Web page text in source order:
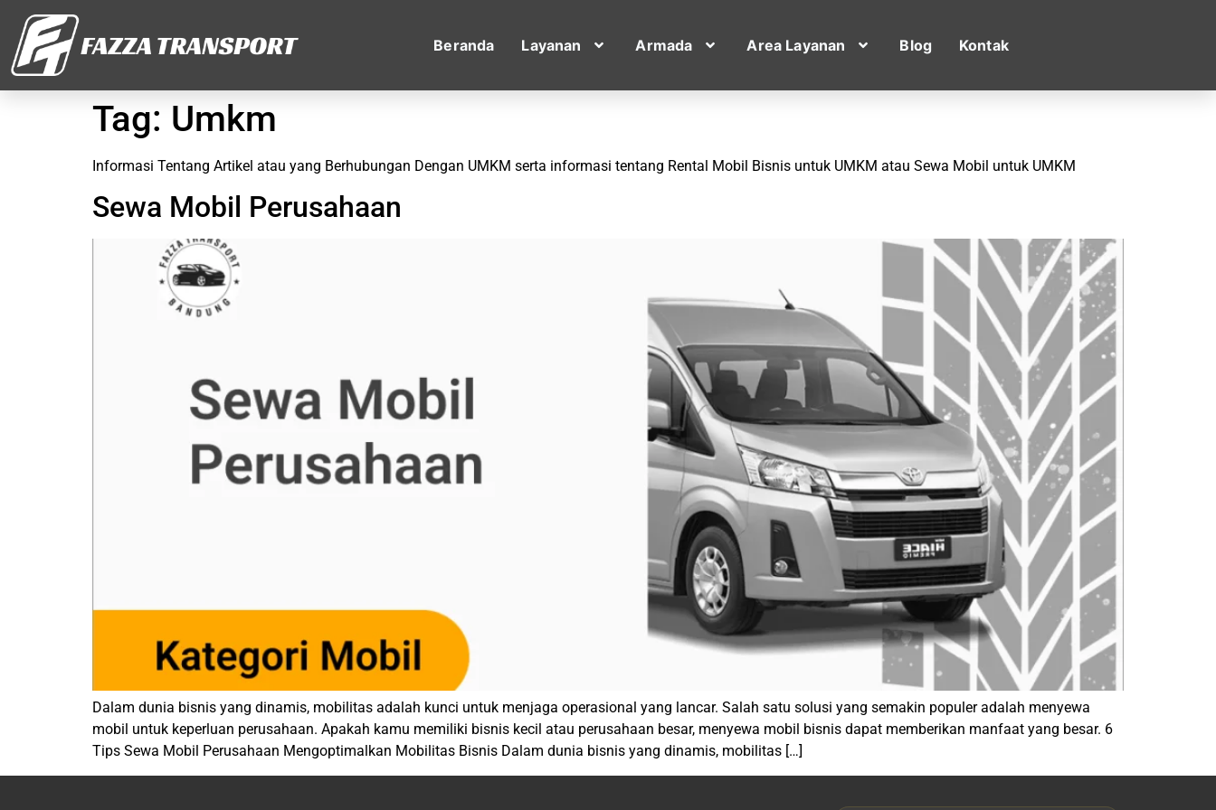
Beranda Layanan Armada Area Layanan Blog Kontak
Tag: Umkm
Informasi Tentang Artikel atau yang Berhubungan Dengan UMKM serta informasi tentang Rental Mobil Bisnis untuk UMKM atau Sewa Mobil untuk UMKM
Sewa Mobil Perusahaan
Dalam dunia bisnis yang dinamis, mobilitas adalah kunci untuk menjaga operasional yang lancar. Salah satu solusi yang semakin populer adalah menyewa
mobil untuk keperluan perusahaan. Apakah kamu memiliki bisnis kecil atau perusahaan besar, menyewa mobil bisnis dapat memberikan manfaat yang besar. 6
Tips Sewa Mobil Perusahaan Mengoptimalkan Mobilitas Bisnis Dalam dunia bisnis yang dinamis, mobilitas […]